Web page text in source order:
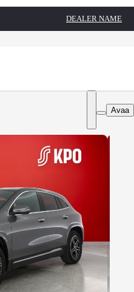
DEALER NAME
Avaa